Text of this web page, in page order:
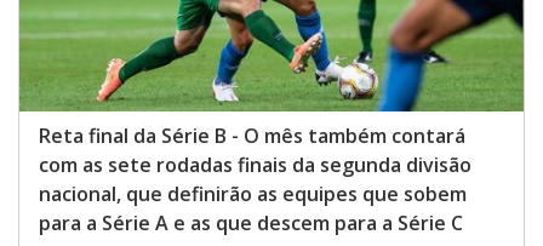
Reta final da Série B - O mês também contará
com as sete rodadas finais da segunda divisão
nacional, que definirão as equipes que sobem
para a Série A e as que descem para a Série C